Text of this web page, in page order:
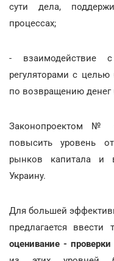
сути дела,
процессах;
- взаимодействие
регуляторами с
по возвращению денег
Законопроектом №
повысить уровень
рынков капитала и
Украину.
Для большей
предлагается
оценивание -